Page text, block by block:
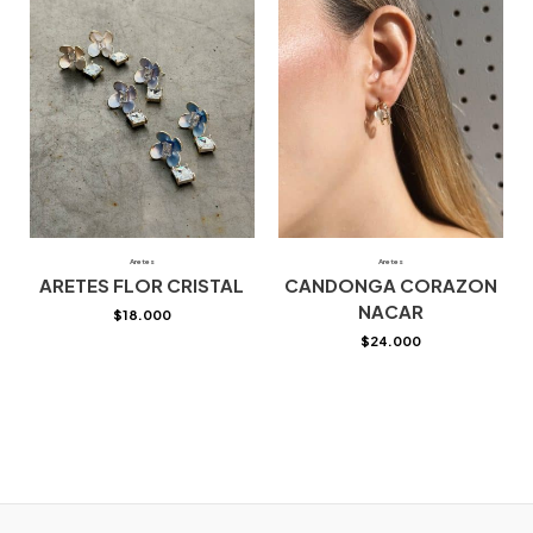
Aretes
ARETES FLOR CRISTAL
$18.000
Aretes
CANDONGA CORAZON
NACAR
$24.000